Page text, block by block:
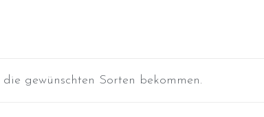
gewünschten Sorten bekommen.